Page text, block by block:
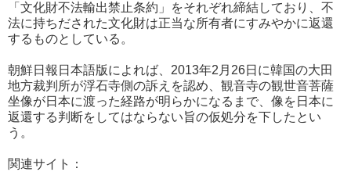
「文化財不法輸出禁止条約」をそれぞれ締結しており、不
法に持ちだされた文化財は正当な所有者にすみやかに返還
するものとしている。
朝鮮日報日本語版によれば、2013年2月26日に韓国の大田
地方裁判所が浮石寺側の訴えを認め、観音寺の観世音菩薩
坐像が日本に渡った経路が明らかになるまで、像を日本に
返還する判断をしてはならない旨の仮処分を下したとい
う。
関連サイト：